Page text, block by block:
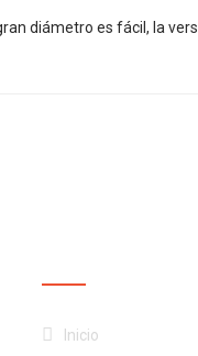
diámetro es fácil, la
Inicio